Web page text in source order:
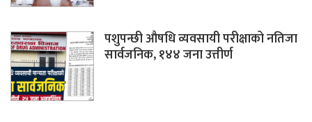
पशुपन्छी औषधि व्यवसायी परीक्षाको नतिजा
सार्वजनिक, १४४ जना उत्तीर्ण